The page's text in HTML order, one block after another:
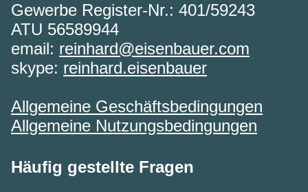
Gewerbe Register-Nr.: 401/59243
ATU 56589944
email: reinhard@eisenbauer.com
skype: reinhard.eisenbauer
Allgemeine Geschäftsbedingungen
Allgemeine Nutzungsbedingungen
Häufig gestellte Fragen